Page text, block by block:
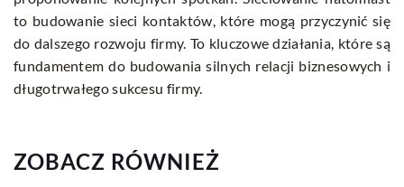
to budowanie sieci kontaktów, które mogą przyczynić się
do dalszego rozwoju firmy. To kluczowe działania, które są
fundamentem do budowania silnych relacji biznesowych i
długotrwałego sukcesu firmy.
ZOBACZ RÓWNIEŻ